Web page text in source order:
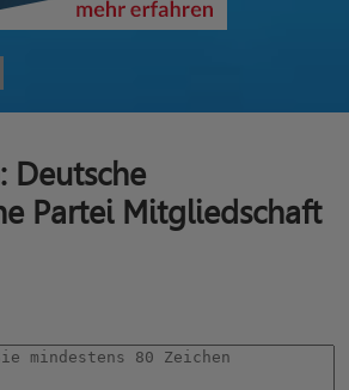
Deutsche
Partei Mitgliedschaft